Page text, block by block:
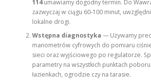
114umawiamy dogodny termin. Do
zazwyczaj w ciągu 60-100 minut,
lokalne drogi.
Wstępna diagnostyka — Używamy
manometrów cyfrowych do pomiaru
sieci oraz wyjściowego po regulatorze.
parametry na wszystkich punktach poboru
łazienkach, ogrodzie czy na tarasie.